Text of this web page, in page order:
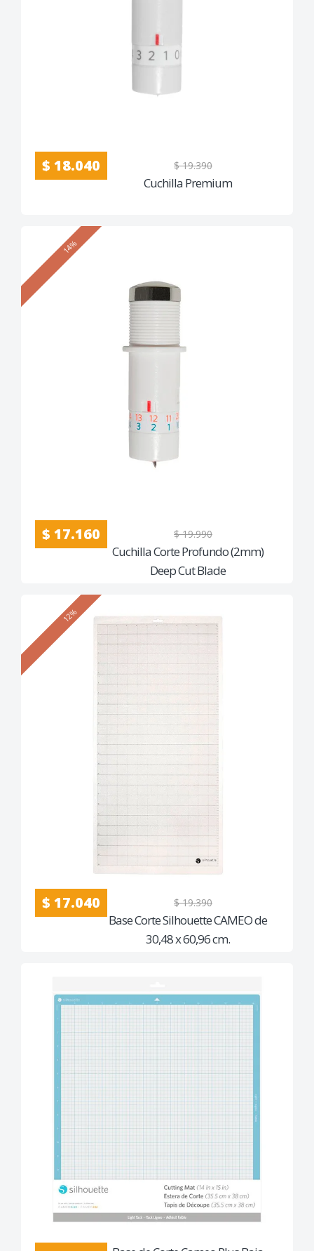
$ 18.040 $ 19.390
Cuchilla Premium
14%
$ 17.160 $ 19.990
Cuchilla Corte Profundo (2mm)
Deep Cut Blade
12%
$ 17.040 $ 19.390
Base Corte Silhouette CAMEO de
30,48 x 60,96 cm.